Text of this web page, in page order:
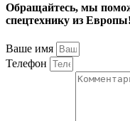
Обращайтесь, мы
спецтехнику из Европы!
Ваше имя
Телефон